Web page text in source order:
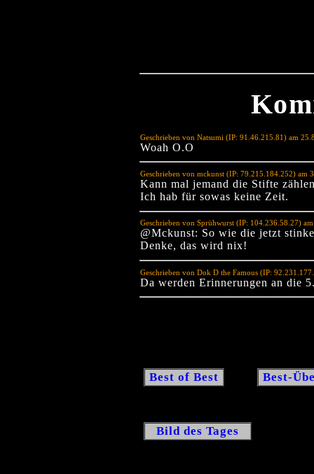
Geschrieben von Natsumi (IP: 91.46.215.81) am
Woah O.O
Geschrieben von mckunst (IP: 79.215.184.252) am
Kann mal jemand die Stifte
Ich hab für sowas keine Zeit.
Geschrieben von Sprühwurst (IP: 104.236.58.27)
@Mckunst: So wie die jetzt
Denke, das wird nix!
Geschrieben von Dok D the Famous (IP:
Da werden Erinnerungen an die
Best of Best Best-
Bild des Tages